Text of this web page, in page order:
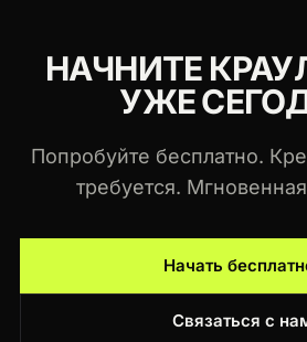
НАЧНИТЕ
УЖЕ
Попробуйте бесплатно.
требуется.
Начать
Связаться с